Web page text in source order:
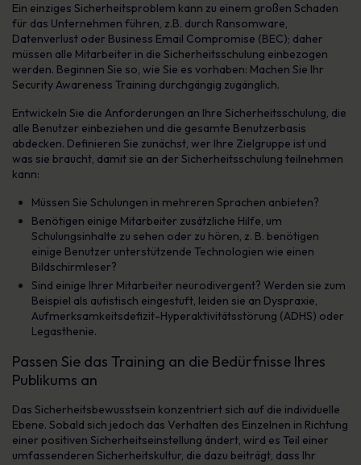
Ein einziges Sicherheitsproblem kann zu einem großen Schaden
für das Unternehmen führen, z.B. durch Ransomware,
Datenverlust oder Business Email Compromise (BEC); daher
müssen alle Mitarbeiter in die Sicherheitsschulung einbezogen
werden. Beginnen Sie so, wie Sie es vorhaben: Machen Sie Ihr
Security Awareness Training durchgängig zugänglich.
Entwickeln Sie die Anforderungen an Ihre Sicherheitsschulung, die
alle Benutzer einbeziehen und die gesamte Benutzerbasis
abdecken. Definieren Sie zunächst, wer Ihre Zielgruppe ist und
was sie braucht, damit sie an der Sicherheitsschulung teilnehmen
kann:
Müssen Sie Schulungen in mehreren Sprachen anbieten?
Benötigen einige Mitarbeiter zusätzliche Hilfe, um
Schulungsinhalte zu sehen oder zu hören, z. B. benötigen
einige Benutzer unterstützende Technologien wie einen
Bildschirmleser?
Sind einige Ihrer Mitarbeiter neurodivergent? Werden sie zum
Beispiel als autistisch eingestuft, leiden sie an Dyspraxie,
Aufmerksamkeitsdefizit-Hyperaktivitätsstörung (ADHS) oder
Legasthenie.
Passen Sie das Training an die Bedürfnisse Ihres
Publikums an
Das Sicherheitsbewusstsein konzentriert sich auf die individuelle
Ebene. Sobald sich jedoch das Verhalten des Einzelnen in Richtung
einer positiven Sicherheitseinstellung ändert, wird es Teil einer
umfassenderen Sicherheitskultur, die dazu beiträgt, dass Ihr